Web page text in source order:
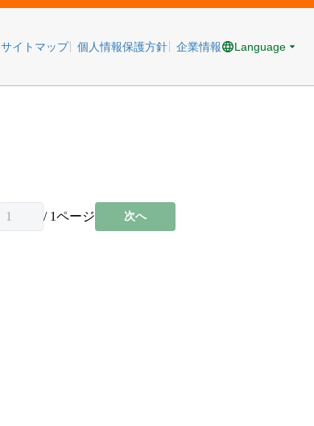
サイトマップ 個人情報保護方針 企業情報 Language
/ 1ページ 次へ